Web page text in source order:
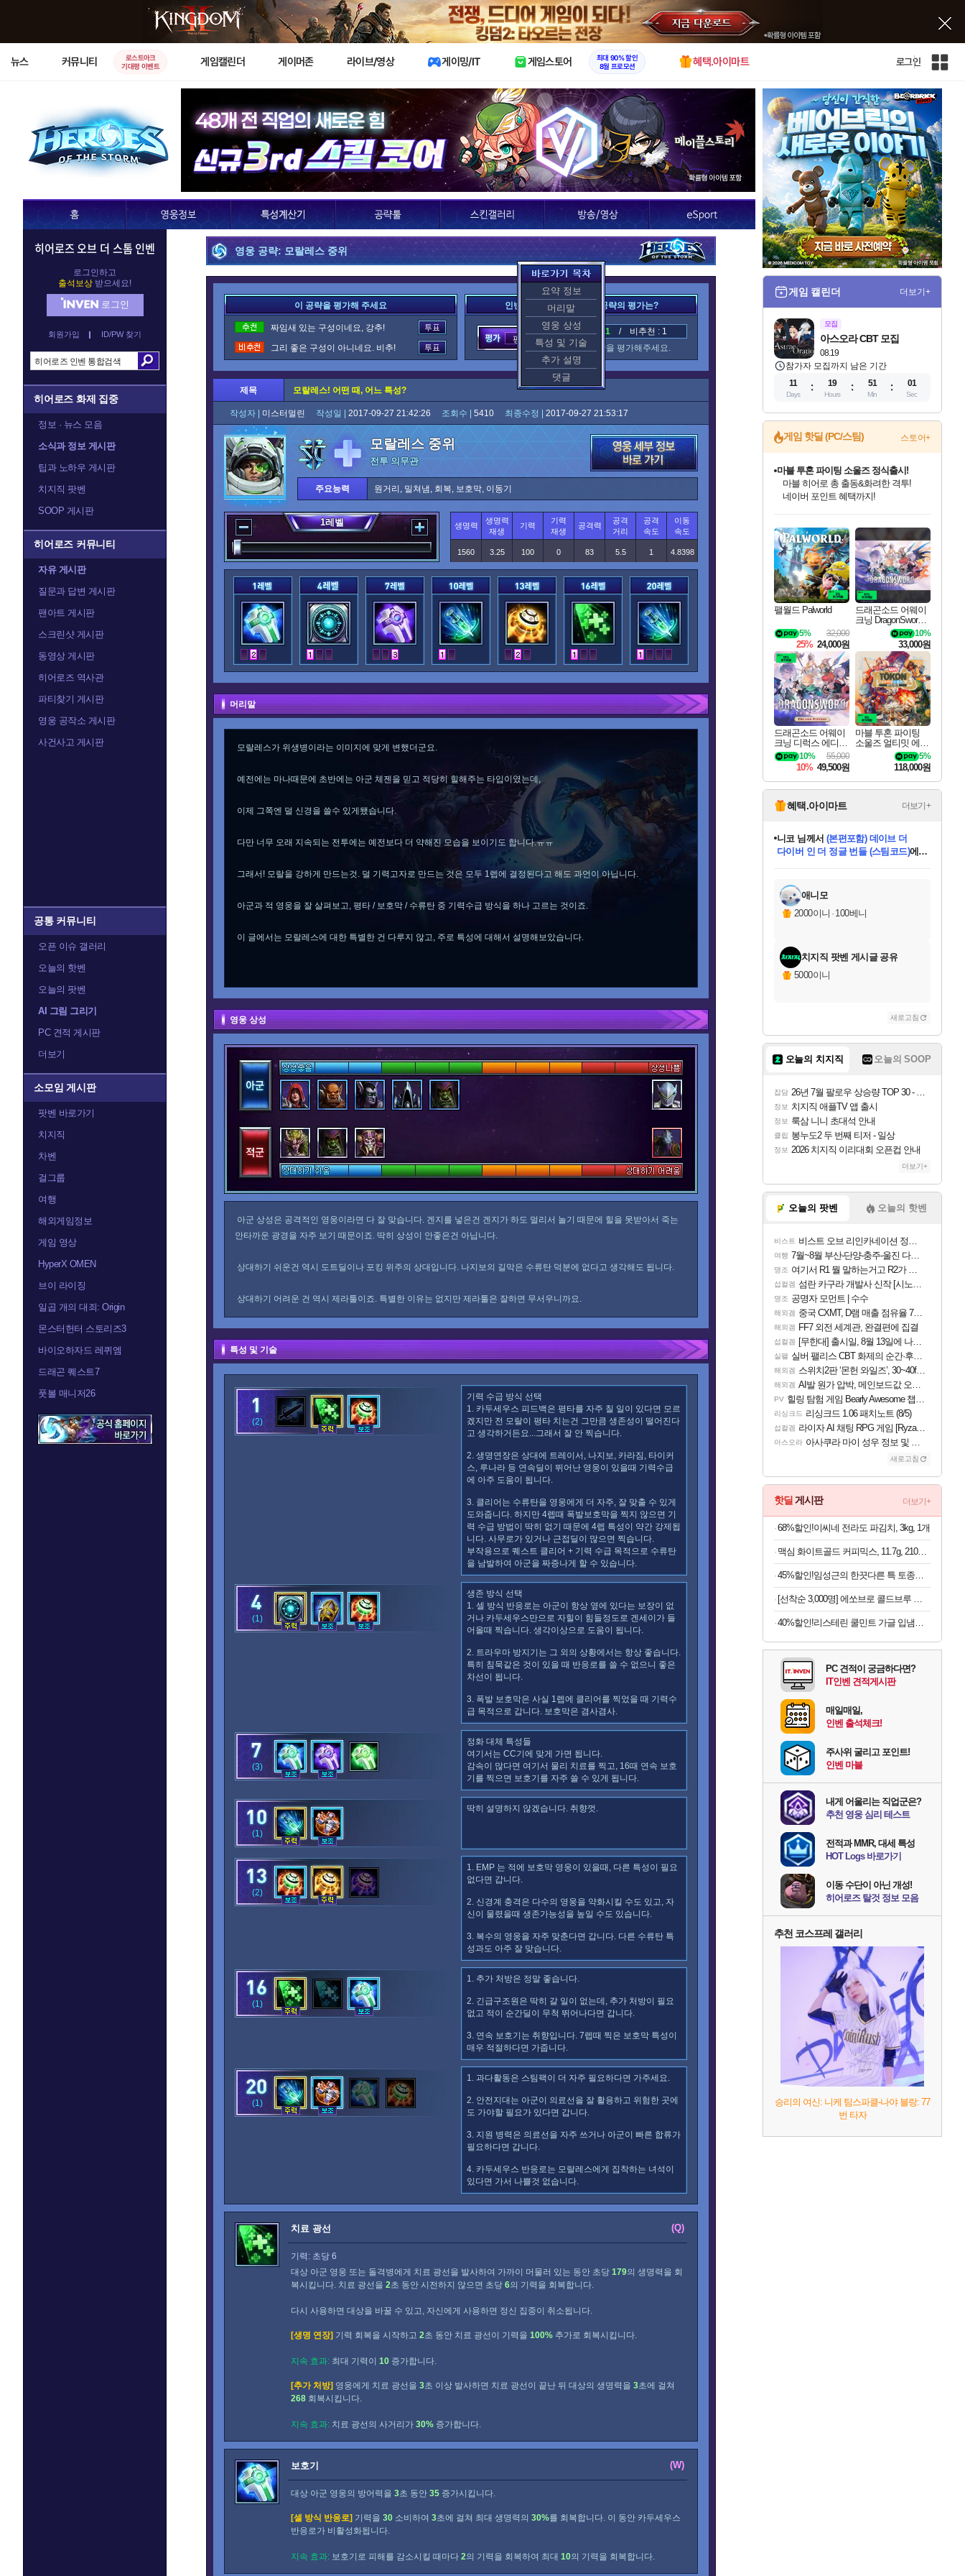
X
뉴스 커뮤니티
로스트아크
기대평 이벤트
게임캘린더 게이머존 라이브/영상 게이밍/IT 게임스토어
최대 90% 할인
8월 프로모션
혜택.아이마트 로그인
인
사
이
트
맵
히어로즈 오브 더 스톰 인벤
로그인하고
출석보상 받으세요!
로그인
회원가입 ID/PW 찾기
히어로즈 화제 집중
정보 · 뉴스 모음
소식과 정보 게시판
팁과 노하우 게시판
치지직 팟벤
SOOP 게시판
히어로즈 커뮤니티
자유 게시판
질문과 답변 게시판
팬아트 게시판
스크린샷 게시판
동영상 게시판
히어로즈 역사관
파티찾기 게시판
영웅 공작소 게시판
사건사고 게시판
공통 커뮤니티
오픈 이슈 갤러리
오늘의 핫벤
오늘의 팟벤
AI 그림 그리기
PC 견적 게시판
더보기
소모임 게시판
팟벤 바로가기
치지직
차벤
걸그룹
여행
해외게임정보
게임 영상
HyperX OMEN
브이 라이징
일곱 개의 대죄: Origin
몬스터헌터 스토리즈3
바이오하자드 레퀴엠
드래곤 퀘스트7
풋볼 매니저26
영웅 공략: 모랄레스 중위
이 공략을 평가해 주세요 인벤 여러분이 평가한 이 공략의 평가는?
짜임새 있는 구성이네요, 강추!
그리 좋은 구성이 아니네요. 비추!
평가중
추천 : 1 / 비추천 : 1
이 공략을 평가해주세요.
제목 모랄레스! 어떤 때, 어느 특성?
작성자 | 미스터멀린 작성일 | 2017-09-27 21:42:26 조회수 | 5410 최종수정 | 2017-09-27 21:53:17
모랄레스 중위
전투 의무관
주요능력 원거리, 밀쳐냄, 회복, 보호막, 이동기
1레벨 생명력
생명력
재생
기력
기력
재생
공격력
공격
거리
공격
속도
이동
속도
1560 3.25 100 0 83 5.5 1 4.8398
머리말
모랄레스가 위생병이라는 이미지에 맞게 변했더군요.
예전에는 마나때문에 초반에는 아군 체젠을 믿고 적당히 힐해주는 타입이였는데,
이제 그쪽엔 덜 신경을 쓸수 있게됐습니다.
다만 너무 오래 지속되는 전투에는 예전보다 더 약해진 모습을 보이기도 합니다.ㅠㅠ
그래서! 모랄을 강하게 만드는것. 덜 기력고자로 만드는 것은 모두 1렙에 결정된다고 해도 과언이 아닙니다.
아군과 적 영웅을 잘 살펴보고, 평타 / 보호막 / 수류탄 중 기력수급 방식을 하나 고르는 것이죠.
이 글에서는 모랄레스에 대한 특별한 건 다루지 않고, 주로 특성에 대해서 설명해보았습니다.
영웅 상성
아군 상성은 공격적인 영웅이라면 다 잘 맞습니다. 겐지를 넣은건 겐지가 하도 멀리서 놀기 때문에 힐을 못받아서 죽는
안타까운 광경을 자주 보기 때문이죠. 딱히 상성이 안좋은건 아닙니다.
상대하기 쉬운건 역시 도트딜이나 포킹 위주의 상대입니다. 나지보의 길막은 수류탄 덕분에 없다고 생각해도 됩니다.
상대하기 어려운 건 역시 제라툴이죠. 특별한 이유는 없지만 제라툴은 잘하면 무서우니까요.
특성 및 기술
(2)
기력 수급 방식 선택
1. 카두세우스 피드백은 평타를 자주 칠 일이 있다면 모르
겠지만 전 모랄이 평타 치는건 그만큼 생존성이 떨어진다
고 생각하거든요...그래서 잘 안 찍습니다.
2. 생명연장은 상대에 트레이서, 나지보, 카라짐, 타이커
스, 루나라 등 연속딜이 뛰어난 영웅이 있을때 기력수급
에 아주 도움이 됩니다.
3. 클리어는 수류탄을 영웅에게 더 자주, 잘 맞출 수 있게
도와줍니다. 하지만 4렙때 폭발보호막을 찍지 않으면 기
력 수급 방법이 딱히 없기 때문에 4렙 특성이 약간 강제됩
니다. 사무로가 있거나 근접딜이 많으면 찍습니다.
부작용으로 퀘스트 클리어 + 기력 수급 목적으로 수류탄
을 남발하여 아군을 짜증나게 할 수 있습니다.
(1)
생존 방식 선택
1. 셀 방식 반응로는 아군이 항상 옆에 있다는 보장이 없
거나 카두세우스만으로 자힐이 힘들정도로 겐세이가 들
어올때 찍습니다. 생각이상으로 도움이 됩니다.
2. 트라우마 방지기는 그 외의 상황에서는 항상 좋습니다.
특히 침묵같은 것이 있을 때 반응로를 쓸 수 없으니 좋은
차선이 됩니다.
3. 폭발 보호막은 사실 1렙에 클리어를 찍었을 때 기력수
급 목적으로 갑니다. 보호막은 겸사겸사.
(3)
정화 대체 특성들
여기서는 CC기에 맞게 가면 됩니다.
감속이 많다면 여기서 물리 치료를 찍고, 16때 연속 보호
기를 찍으면 보호기를 자주 쓸 수 있게 됩니다.
(1)
딱히 설명하지 않겠습니다. 취향껏.
(2)
1. EMP 는 적에 보호막 영웅이 있을때, 다른 특성이 필요
없다면 갑니다.
2. 신경계 충격은 다수의 영웅을 약화시킬 수도 있고, 자
신이 물렸을때 생존가능성을 높일 수도 있습니다.
3. 복수의 영웅을 자주 맞춘다면 갑니다. 다른 수류탄 특
성과도 아주 잘 맞습니다.
(1)
1. 추가 처방은 정말 좋습니다.
2. 긴급구조원은 딱히 갈 일이 없는데, 추가 처방이 필요
없고 적이 순간딜이 무척 뛰어나다면 갑니다.
3. 연속 보호기는 취향입니다. 7렙때 찍은 보호막 특성이
매우 적절하다면 가줍니다.
(1)
1. 과다활동은 스팀팩이 더 자주 필요하다면 가주세요.
2. 안전지대는 아군이 의료선을 잘 활용하고 위험한 곳에
도 가야할 필요가 있다면 갑니다.
3. 지원 병력은 의료선을 자주 쓰거나 아군이 빠른 합류가
필요하다면 갑니다.
4. 카두세우스 반응로는 모랄레스에게 집착하는 녀석이
있다면 가서 나쁠것 없습니다.
치료 광선 (Q)
기력: 초당 6
대상 아군 영웅 또는 돌격병에게 치료 광선을 발사하여 가까이 머물러 있는 동안 초당 179의 생명력을 회
복시킵니다. 치료 광선을 2초 동안 시전하지 않으면 초당 6의 기력을 회복합니다.
다시 사용하면 대상을 바꿀 수 있고, 자신에게 사용하면 정신 집중이 취소됩니다.
[생명 연장] 기력 회복을 시작하고 2초 동안 치료 광선이 기력을 100% 추가로 회복시킵니다.
지속 효과: 최대 기력이 10 증가합니다.
[추가 처방] 영웅에게 치료 광선을 3초 이상 발사하면 치료 광선이 끝난 뒤 대상의 생명력을 3초에 걸쳐
268 회복시킵니다.
지속 효과: 치료 광선의 사거리가 30% 증가합니다.
보호기 (W)
대상 아군 영웅의 방어력을 3초 동안 35 증가시킵니다.
[셀 방식 반응로] 기력을 30 소비하여 3초에 걸쳐 최대 생명력의 30%를 회복합니다. 이 동안 카두세우스
반응로가 비활성화됩니다.
지속 효과: 보호기로 피해를 감소시킬 때마다 2의 기력을 회복하여 최대 10의 기력을 회복합니다.
요약 정보
머리말
영웅 상성
특성 및 기술
추가 설명
댓글
게임 캘린더 더보기+
모집
08.19
아스오라 CBT 모집
참가자 모집까지 남은 기간
11
Days
19
Hours
51
Min
00
Sec
게임 핫딜 (PC/스팀) 스토어+
최대 90% 할인가를 만나보세요!
네이버혜택과 함께 만나보세요!
50%할인&추가 적립까지!
마블 투혼 파이팅 소울즈 정식출시!
마블 히어로 총 출동&화려한 격투!
네이버 포인트 혜택까지!
이니&베니 혜택까지!
네이버 혜택가와 함께 예약하세요!
할인&네이버혜택으로 만나보세요!
네이버페이 혜택과 만나보세요!
40주년 프로모션으로 만나보세요!
할인가에 만나보세요!
일부 에디션 상시 할인!
혜택으로 예약 판매 중
편안하게 충전하세요
팰월드 Palworld
32,000
5%
25% 24,000원
드래곤소드 어웨이
크닝 DragonSword A
10%
33,000원
드래곤소드 어웨이
크닝 디럭스 에디션
DragonSword Awake
ning Deluxe Edition
55,000
10%
10% 49,500원
마블 투혼 파이팅
소울즈 얼티밋 에디
션 MARVEL Tokon
Fighting Souls Ultima
5%
118,000원
혜택.아이마트 더보기+
교환.
당첨되셨습니다.
니코님께서 (본편포함) 데이브 더
다이버 인 더 정글 번들 (스팀코드)에
당첨되셨습니다.
당첨되셨습니다.
당첨되셨습니다.
당첨되셨습니다.
당첨되셨습니다.
에디션 (스팀코드)
당첨되셨습니다.
애니모
2000이니 · 100베니
치지직 팟벤 게시글 공유
5000이니
새로고침
오늘의 치지직 오늘의 SOOP
잡담 26년 7월 팔로우 상승량 TOP 30 - 월간 치지직
정보 치지직 애플TV 앱 출시
정보 룩삼 니니 초대석 안내
클립 봉누도2 두 번째 티저 - 일상
정보 2026 치지직 이리대회 오픈컵 안내
더보기+
오늘의 팟벤 오늘의 핫벤
비스트 비스트 오브 리인카네이션 정보/공략글 모음
여행 7월~8월 부산-단양-충주-울진 다녀왔어요~
명조 여기서 R1 뭘 말하는거고 R2가 뭘말하는걸까요?
섭컬겜 섬란 카구라 개발사 신작 [시노비 넥서스] 연내 출시 예정
명조 공명자 모먼트 | 수수
해외겜 중국 CXMT, D램 매출 점유율 7%…글로벌 4위로 부상
해외겜 FF7 외전 세계관, 완결편에 집결
섭컬겜 [무한대] 출시일, 8월 13일에 나오나
실팰 실버 팰리스 CBT 화제의 순간·후기 모음
해외겜 스위치2판 ‘몬헌 와일즈’, 30~40fps 목표 추정
해외겜 AI발 원가 압박, 메인보드값 오르나
PV 힐링 탐험 게임 Bearly Awesome 챕터 1 트레일러
리싱크드 리싱크드 1.06 패치노트 (8/5)
섭컬겜 라이자 AI 채팅 RPG 게임 [RyzaChat: AI] 공개
아스오라 아사쿠라 마이 성우 정보 및 주요 필모
새로고침
핫딜 게시판 더보기+
68%할인!이씨네 전라도 파김치, 3kg, 1개
맥심 화이트골드 커피믹스, 11.7g, 210개입, 2개
45%할인!임성근의 한끗다른 특 토종순대국, 600g, 7팩
[선착순 3,000명] 에쏘브로 콜드브루 원액 1kg x 2개
40%할인!리스테린 쿨민트 가글 입냄새제거 구강청결제 1L, 3개
PC 견적이 궁금하다면?
IT인벤 견적게시판
매일매일,
인벤 출석체크!
주사위 굴리고 포인트!
인벤 마블
내게 어울리는 직업군은?
추천 영웅 심리 테스트
전적과 MMR, 대세 특성
HOT Logs 바로가기
이동 수단이 아닌 개성!
히어로즈 탈것 정보 모음
추천 코스프레 갤러리
승리의 여신: 니케 팀스파클-나야 블랑: 77
번 타자